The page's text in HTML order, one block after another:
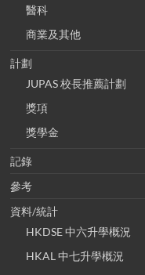
醫科
商業及其他
計劃
JUPAS 校長推薦計劃
獎項
獎學金
記錄
參考
資料/統計
HKDSE 中六升學概況
HKAL 中七升學概況